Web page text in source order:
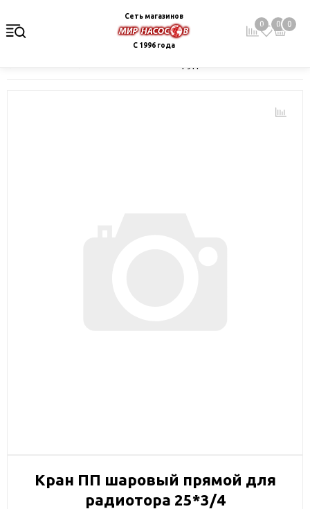
Сеть магазинов
С 1996 года
0 0 0
Кран ПП шаровый прямой для
радиотора 25*3/4